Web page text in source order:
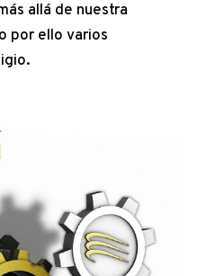
allá de nuestra
por ello varios